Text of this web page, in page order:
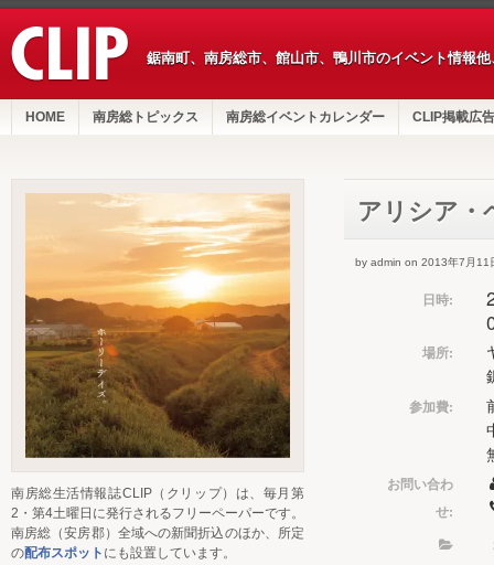
鋸南町、南房総市、館山市、鴨川市のイベント情報
HOME 南房総トピックス 南房総イベントカレンダー CLIP掲載広告
アリシア・
by admin on 2013年7月11
日時:
場所:
参加費:
お問い合わ
せ:
南房総生活情報誌CLIP（クリップ）は、毎月第
2・第4土曜日に発行されるフリーペーパーです。
南房総（安房郡）全域への新聞折込のほか、所定
の配布スポット にも設置しています。